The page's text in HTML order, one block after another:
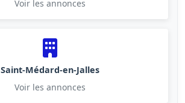
Voir les annonces
Saint-Médard-en-Jalles
Voir les annonces